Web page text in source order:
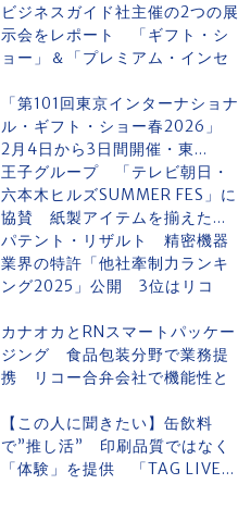
ビジネスガイド社主催の2つの展
示会をレポート 「ギフト・シ
ョー」＆「プレミアム・インセ
「第101回東京インターナショナ
ル・ギフト・ショー春2026」
2月4日から3日間開催・東...
王子グループ 「テレビ朝日・
六本木ヒルズSUMMER FES」に
協賛 紙製アイテムを揃えた...
パテント・リザルト 精密機器
業界の特許「他社牽制力ランキ
ング2025」公開 3位はリコ
カナオカとRNスマートパッケー
ジング 食品包装分野で業務提
携 リコー合弁会社で機能性と
【この人に聞きたい】缶飲料
で”推し活” 印刷品質ではなく
「体験」を提供 「TAG LIVE...